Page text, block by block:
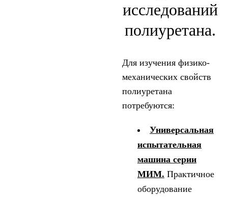
исследований
полиуретана.
Для изучения физико-
механических свойств
полиуретана
потребуются:
Универсальная
испытательная
машина серии
МИМ. Практичное
оборудование